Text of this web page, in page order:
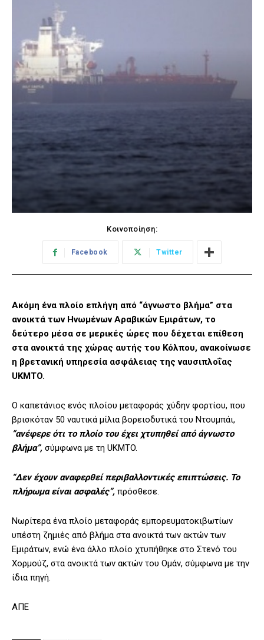
Κοινοποίηση:
Facebook Twitter
Ακόμη ένα πλοίο επλήγη από “άγνωστο βλήμα” στα
ανοικτά των Ηνωμένων Αραβικών Εμιράτων, το
δεύτερο μέσα σε μερικές ώρες που δέχεται επίθεση
στα ανοικτά της χώρας αυτής του Κόλπου, ανακοίνωσε
η βρετανική υπηρεσία ασφάλειας της ναυσιπλοΐας
UKMTO.
Ο καπετάνιος ενός πλοίου μεταφοράς χύδην φορτίου, που
βρισκόταν 50 ναυτικά μίλια βορειοδυτικά του Ντουμπάι,
“ανέφερε ότι το πλοίο του έχει χτυπηθεί από άγνωστο
βλήμα”, σύμφωνα με τη UKMTO.
“Δεν έχουν αναφερθεί περιβαλλοντικές επιπτώσεις. Το
πλήρωμα είναι ασφαλές”, πρόσθεσε.
Νωρίτερα ένα πλοίο μεταφοράς εμπορευματοκιβωτίων
υπέστη ζημιές από βλήμα στα ανοικτά των ακτών των
Εμιράτων, ενώ ένα άλλο πλοίο χτυπήθηκε στο Στενό του
Χορμούζ, στα ανοικτά των ακτών του Ομάν, σύμφωνα με την
ίδια πηγή.
ΑΠΕ